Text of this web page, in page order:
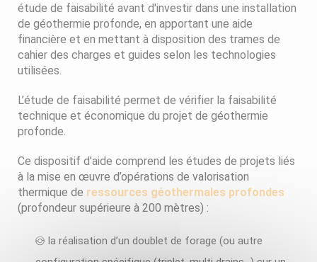
étude de faisabilité avant d'investir dans une installation
de géothermie profonde, en apportant une aide
financière et en mettant à disposition des trames de
cahier des charges et guides selon les technologies
utilisées.
L’étude de faisabilité permet de vérifier la faisabilité
technique et économique du projet de géothermie
profonde.
Ce dispositif d’aide comprend les études de projets liés
à la mise en œuvre d’opérations de valorisation
thermique de ressources géothermales profondes
(profondeur supérieure à 200 mètres) :
la réalisation d’un doublet de forage (ou autre